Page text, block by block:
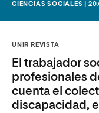
CIENCIAS SOCIALES |
UNIR REVISTA
El trabajador
profesionales
cuenta el
discapacidad,